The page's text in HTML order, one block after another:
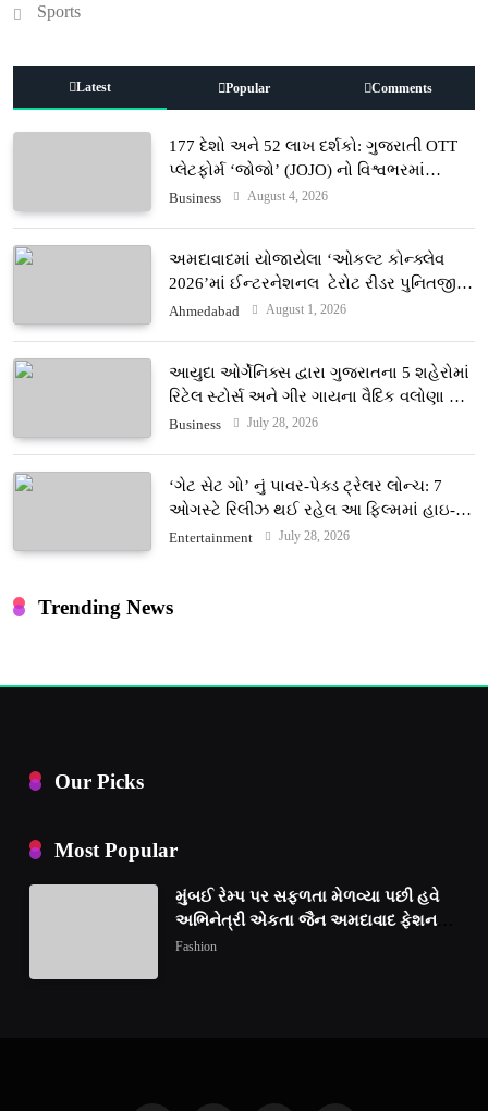
Sports
Latest Popular Comments
177 દેશો અને 52 લાખ દર્શકો: ગુજરાતી OTT
પ્લેટફોર્મ ‘જોજો’ (JOJO) નો વિશ્વભરમાં
દબદબો
Business August 4, 2026
અમદાવાદમાં યોજાયેલા ‘ઓકલ્ટ કોન્ક્લેવ
2026’માં ઈન્ટરનેશનલ ટેરોટ રીડર પુનિતજી
લુલ્લા એ ટેરોટ કાર્ડ રીડિંગ અંગે માહિતી આપી
Ahmedabad August 1, 2026
આયુદા ઓર્ગેનિક્સ દ્વારા ગુજરાતના 5 શહેરોમાં
રિટેલ સ્ટોર્સ અને ગીર ગાયના વૈદિક વલોણા ઘી-
દૂધની શુદ્ધ સેવાઓ સાથે વ્યાપક વિસ્તરણ
Business July 28, 2026
‘ગેટ સેટ ગો’ નું પાવર-પેક્ડ ટ્રેલર લોન્ચ: 7
ઓગસ્ટે રિલીઝ થઈ રહેલ આ ફિલ્મમાં હાઇ-
ટેક VFX જોવા મળશે
Entertainment July 28, 2026
Trending News
Our Picks
Most Popular
મુંબઈ રેમ્પ પર સફળતા મેળવ્યા પછી હવે
અભિનેત્રી એકતા જૈન અમદાવાદ ફેશન
વીકમાં પોતાની પ્રતિભા પ્રદર્શિત કરશે
Fashion